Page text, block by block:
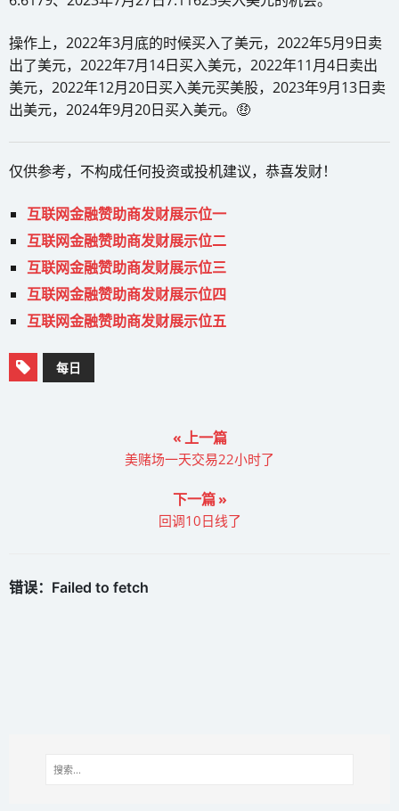
操作上，2022年3月底的时候买入了美元，2022年5月9日卖
出了美元，2022年7月14日买入美元，2022年11月4日卖出
美元，2022年12月20日买入美元买美股，2023年9月13日卖
出美元，2024年9月20日买入美元。🤑
仅供参考，不构成任何投资或投机建议，恭喜发财！
互联网金融赞助商发财展示位一
互联网金融赞助商发财展示位二
互联网金融赞助商发财展示位三
互联网金融赞助商发财展示位四
互联网金融赞助商发财展示位五
每日
« 上一篇
美赌场一天交易22小时了
下一篇 »
回调10日线了